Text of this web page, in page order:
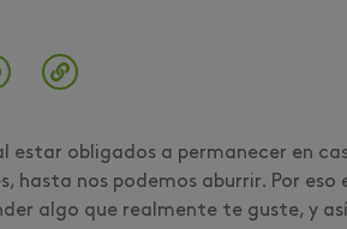
estar obligados a permanecer en
hasta nos podemos aburrir. Por
algo que realmente te guste, y